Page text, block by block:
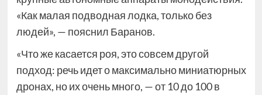
«Как малая подводная лодка, только без
людей», — пояснил Баранов.
«Что же касается роя, это совсем другой
подход: речь идет о максимально миниатюрных
дронах, но их очень много, — от 10 до 100 в